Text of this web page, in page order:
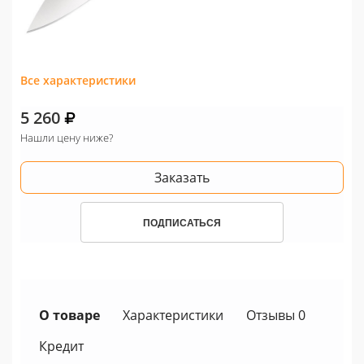
Все характеристики
5 260
Нашли цену ниже?
Заказать
ПОДПИСАТЬСЯ
О товаре Характеристики
Отзывы 0
Кредит